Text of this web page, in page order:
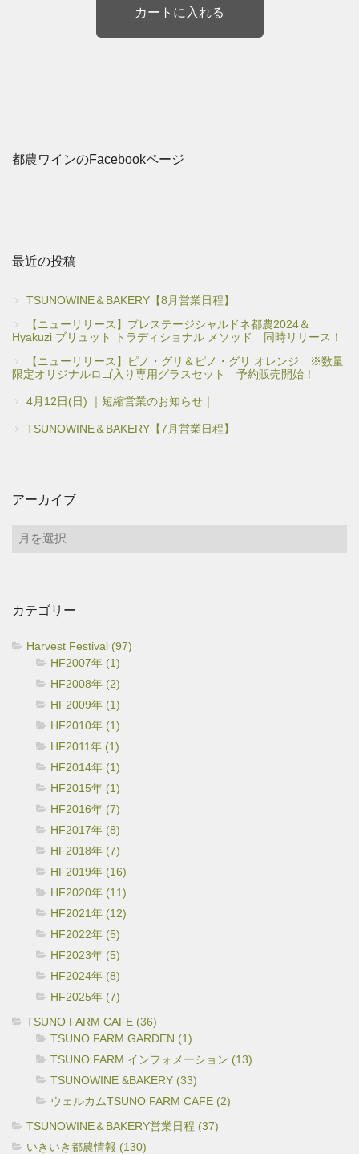
都農ワインのFacebookページ
最近の投稿
TSUNOWINE＆BAKERY【8月営業日程】
【ニューリリース】プレステージシャルドネ都農2024＆
Hyakuzi ブリュット トラディショナル メソッド 同時リリース！
【ニューリリース】ピノ・グリ＆ピノ・グリ オレンジ ※数量
限定オリジナルロゴ入り専用グラスセット 予約販売開始！
4月12日(日) ｜短縮営業のお知らせ｜
TSUNOWINE＆BAKERY【7月営業日程】
アーカイブ
ア
ブ
カテゴリー
Harvest Festival (97)
HF2007年 (1)
HF2008年 (2)
HF2009年 (1)
HF2010年 (1)
HF2011年 (1)
HF2014年 (1)
HF2015年 (1)
HF2016年 (7)
HF2017年 (8)
HF2018年 (7)
HF2019年 (16)
HF2020年 (11)
HF2021年 (12)
HF2022年 (5)
HF2023年 (5)
HF2024年 (8)
HF2025年 (7)
TSUNO FARM CAFE (36)
TSUNO FARM GARDEN (1)
TSUNO FARM インフォメーション (13)
TSUNOWINE &BAKERY (33)
ウェルカムTSUNO FARM CAFE (2)
TSUNOWINE＆BAKERY営業日程 (37)
いきいき都農情報 (130)